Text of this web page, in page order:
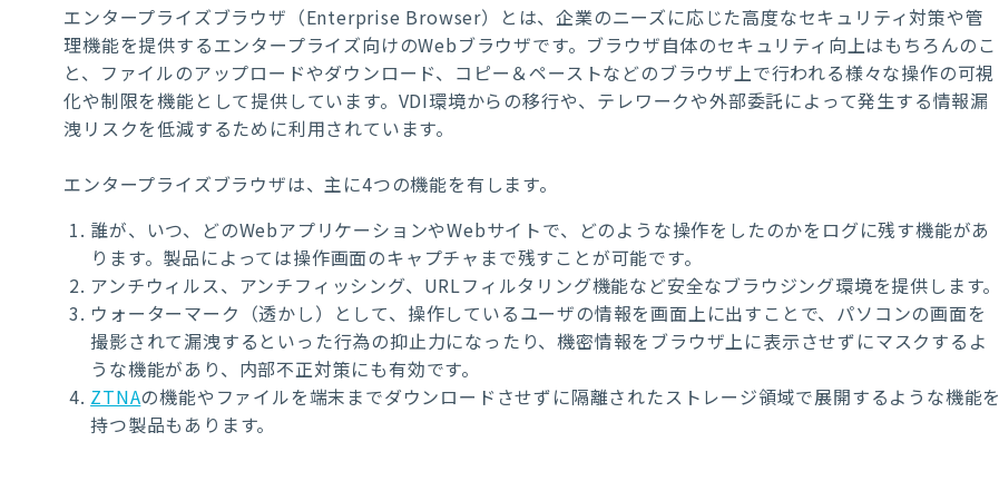
エンタープライズブラウザ（Enterprise Browser）とは、企業のニーズに応じた高度なセキュリティ対策や管
理機能を提供するエンタープライズ向けのWebブラウザです。ブラウザ自体のセキュリティ向上はもちろんのこ
と、ファイルのアップロードやダウンロード、コピー＆ペーストなどのブラウザ上で行われる様々な操作の可視
化や制限を機能として提供しています。VDI環境からの移行や、テレワークや外部委託によって発生する情報漏
洩リスクを低減するために利用されています。
エンタープライズブラウザは、主に4つの機能を有します。
誰が、いつ、どのWebアプリケーションやWebサイトで、どのような操作をしたのかをログに残す機能があ
ります。製品によっては操作画面のキャプチャまで残すことが可能です。
アンチウィルス、アンチフィッシング、URLフィルタリング機能など安全なブラウジング環境を提供します。
ウォーターマーク（透かし）として、操作しているユーザの情報を画面上に出すことで、パソコンの画面を
撮影されて漏洩するといった行為の抑止力になったり、機密情報をブラウザ上に表示させずにマスクするよ
うな機能があり、内部不正対策にも有効です。
ZTNAの機能やファイルを端末までダウンロードさせずに隔離されたストレージ領域で展開するような機能を
持つ製品もあります。